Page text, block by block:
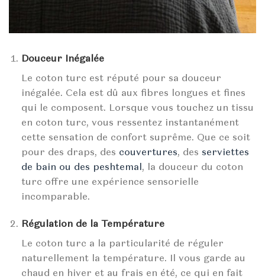
Douceur Inégalée
Le coton turc est réputé pour sa douceur
inégalée. Cela est dû aux fibres longues et fines
qui le composent. Lorsque vous touchez un tissu
en coton turc, vous ressentez instantanément
cette sensation de confort suprême. Que ce soit
pour des draps, des couvertures, des serviettes
de bain ou des peshtemal, la douceur du coton
turc offre une expérience sensorielle
incomparable.
Régulation de la Température
Le coton turc a la particularité de réguler
naturellement la température. Il vous garde au
chaud en hiver et au frais en été, ce qui en fait